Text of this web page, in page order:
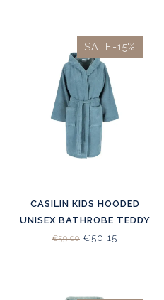
SALE-15%
CASILIN KIDS HOODED
UNISEX BATHROBE TEDDY
JEANS
€59,00 €50,15